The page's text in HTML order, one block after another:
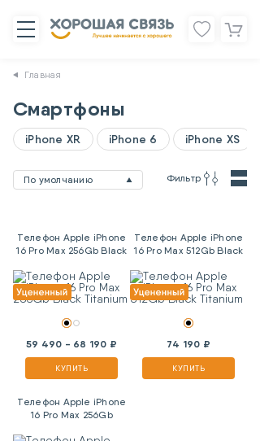
Главная
Смартфоны
iPhone XR iPhone 6 iPhone XS
По умолчанию Фильтр
Телефон Apple iPhone
16 Pro Max 256Gb Black
59 490 - 68 190 ₽
КУПИТЬ
Телефон Apple iPhone
16 Pro Max 512Gb Black
74 190 ₽
КУПИТЬ
Телефон Apple iPhone
16 Pro Max 256Gb